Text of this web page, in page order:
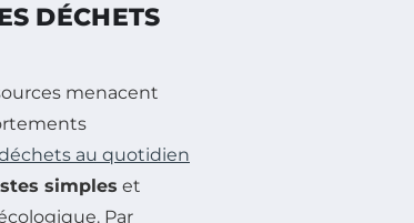
DÉCHETS
menacent
au quotidien
simples et
Par